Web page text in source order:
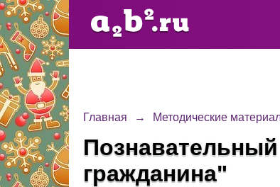
Главная → Методические
гражданина"